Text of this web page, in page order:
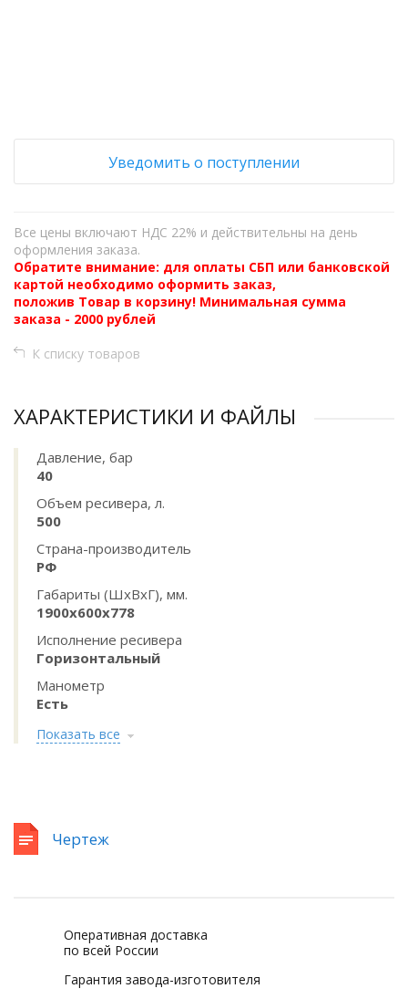
Уведомить о поступлении
Все цены включают НДС 22% и действительны на день
оформления заказа.
Обратите внимание: для оплаты СБП или банковской
картой необходимо оформить заказ,
положив Товар в корзину! Минимальная сумма
заказа - 2000 рублей
К списку товаров
ХАРАКТЕРИСТИКИ И ФАЙЛЫ
Давление, бар
40
Объем ресивера, л.
500
Страна-производитель
РФ
Габариты (ШхВхГ), мм.
1900x600x778
Исполнение ресивера
Горизонтальный
Манометр
Есть
Показать все
Чертеж
Оперативная доставка
по всей России
Гарантия завода-изготовителя